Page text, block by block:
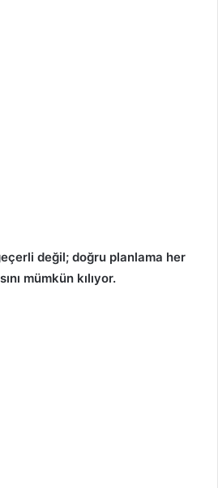
değil; doğru planlama her
mümkün kılıyor.